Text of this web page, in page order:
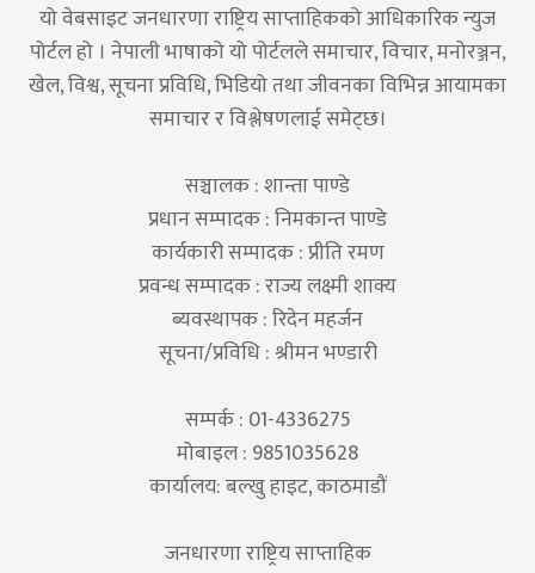
यो वेबसाइट जनधारणा राष्ट्रिय साप्ताहिकको आधिकारिक न्युज
पोर्टल हो । नेपाली भाषाको यो पोर्टलले समाचार, विचार, मनोरञ्जन,
खेल, विश्व, सूचना प्रविधि, भिडियो तथा जीवनका विभिन्न आयामका
समाचार र विश्लेषणलाई समेट्छ।
सञ्चालक : शान्ता पाण्डे
प्रधान सम्पादक : निमकान्त पाण्डे
कार्यकारी सम्पादक : प्रीति रमण
प्रवन्ध सम्पादक : राज्य लक्ष्मी शाक्य
ब्यवस्थापक : रिदेन महर्जन
सूचना/प्रविधि : श्रीमन भण्डारी
सम्पर्क : 01-4336275
मोबाइल : 9851035628
कार्यालय: बल्खु हाइट, काठमाडौं
जनधारणा राष्ट्रिय साप्ताहिक